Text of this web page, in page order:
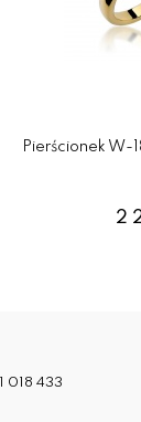
Pierścionek
2
018 433